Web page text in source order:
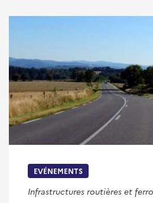
EVÉNEMENTS
Infrastructures routières et